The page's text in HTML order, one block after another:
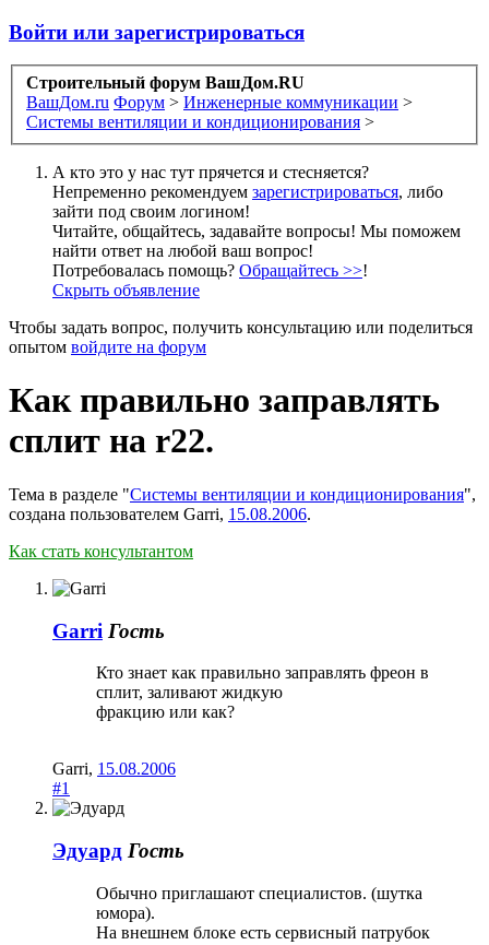
Войти или зарегистрироваться
Строительный форум ВашДом.RU
ВашДом.ru Форум > Инженерные коммуникации >
Системы вентиляции и кондиционирования >
А кто это у нас тут прячется и стесняется?
Непременно рекомендуем зарегистрироваться, либо
зайти под своим логином!
Читайте, общайтесь, задавайте вопросы! Мы поможем
найти ответ на любой ваш вопрос!
Потребовалась помощь? Обращайтесь >>!
Скрыть объявление
Чтобы задать вопрос, получить консультацию или поделиться
опытом войдите на форум
Как правильно заправлять
сплит на r22.
Тема в разделе "Системы вентиляции и кондиционирования",
создана пользователем Garri, 15.08.2006.
Как стать консультантом
Garri Гость
Кто знает как правильно заправлять фреон в
сплит, заливают жидкую
фракцию или как?
Garri, 15.08.2006
#1
Эдуард Гость
Обычно приглашают специалистов. (шутка
юмора).
На внешнем блоке есть сервисный патрубок